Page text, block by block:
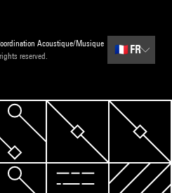
Acoustique/Musique
reserved.
🇫🇷 FR